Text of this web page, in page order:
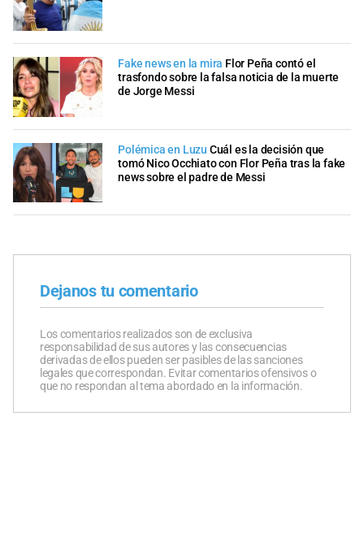
Fake news en la mira Flor Peña contó el
trasfondo sobre la falsa noticia de la muerte
de Jorge Messi
Polémica en Luzu Cuál es la decisión que
tomó Nico Occhiato con Flor Peña tras la fake
news sobre el padre de Messi
Dejanos tu comentario
Los comentarios realizados son de exclusiva
responsabilidad de sus autores y las consecuencias
derivadas de ellos pueden ser pasibles de las sanciones
legales que correspondan. Evitar comentarios ofensivos o
que no respondan al tema abordado en la información.